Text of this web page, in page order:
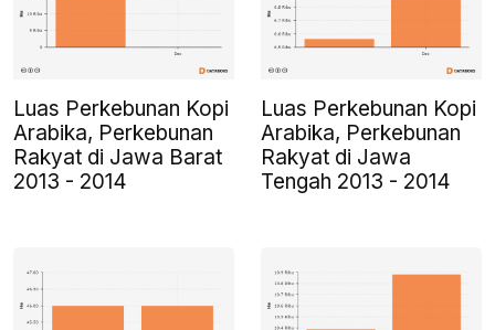
Luas Perkebunan Kopi
Arabika, Perkebunan
Rakyat di Jawa Barat
2013 - 2014
Luas Perkebunan Kopi
Arabika, Perkebunan
Rakyat di Jawa
Tengah 2013 - 2014